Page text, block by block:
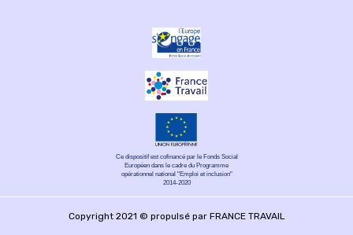
Ce dispositif est cofinancé par le Fonds Social
Européen dans le cadre du Programme
opérationnel national "Emploi et inclusion"
2014-2020
Copyright 2021 © propulsé par FRANCE TRAVAIL